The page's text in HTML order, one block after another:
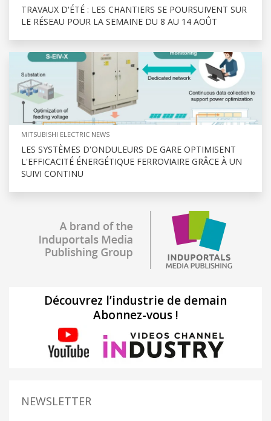
TRAVAUX D'ÉTÉ : LES CHANTIERS SE POURSUIVENT SUR
LE RÉSEAU POUR LA SEMAINE DU 8 AU 14 AOÛT
MITSUBISHI ELECTRIC NEWS
LES SYSTÈMES D'ONDULEURS DE GARE OPTIMISENT
L'EFFICACITÉ ÉNERGÉTIQUE FERROVIAIRE GRÂCE À UN
SUIVI CONTINU
Découvrez l’industrie de demain
Abonnez-vous !
NEWSLETTER